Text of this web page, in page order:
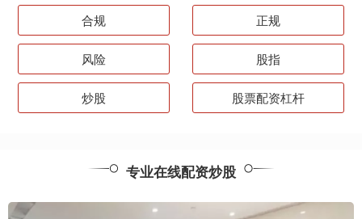
合规 正规
风险 股指
炒股 股票配资杠杆
专业在线配资炒股